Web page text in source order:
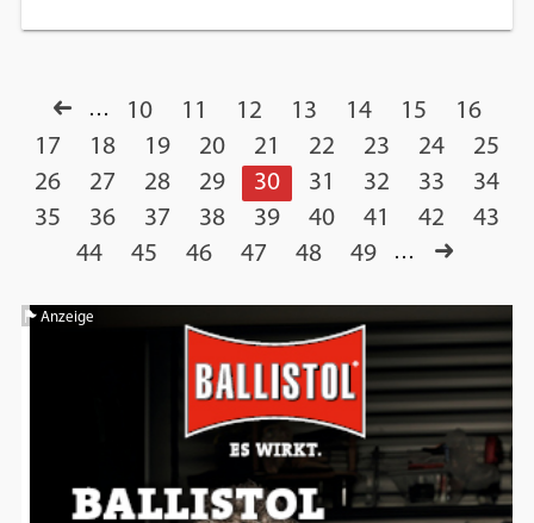
… 10 11 12 13 14 15
16
17
18 19 20 21 22 23 24
25
26
27 28 29 30 31 32 33
34
35
36 37 38 39 40 41 42
43
44
45 46 47 48 49 …
Anzeige